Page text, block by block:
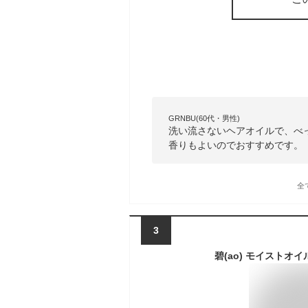
GRNBU(60代・男性)
洗い流さないヘアオイルで、
香りもよいのでおすすめです。
全
3